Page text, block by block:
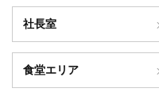
社長室
食堂エリア